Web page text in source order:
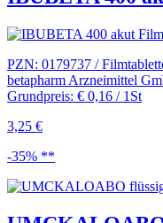
PZN: 0179737 /
betapharm Arzneimittel
Grundpreis: € 0,16 / 1St
3,25 €
-35% **